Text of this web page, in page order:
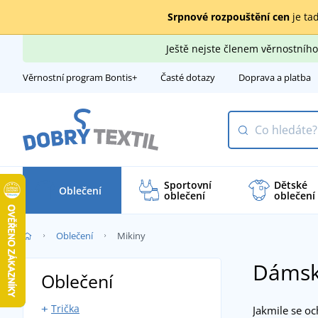
Srpnové rozpouštění cenje
Ještě nejste členem
Věrnostní program Bontis+ Časté dotazy Doprava a platba
Oblečení Sportovní
oblečení
Dětské
oblečení
Oblečení Mikiny
Jakmile se
Oblečení
Trička